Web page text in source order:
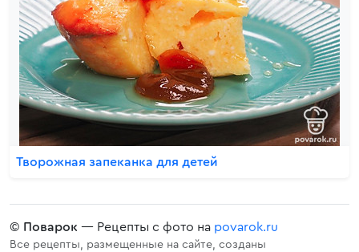
Творожная запеканка для детей
© Поварок — Рецепты с фото на povarok.ru
Все рецепты, размещенные на сайте, созданы